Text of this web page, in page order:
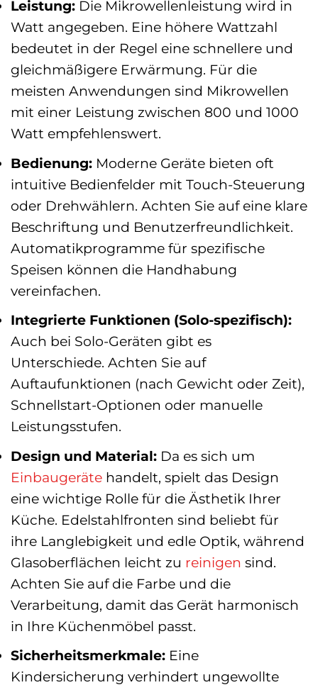
Leistung: Die Mikrowellenleistung wird in
Watt angegeben. Eine höhere Wattzahl
bedeutet in der Regel eine schnellere und
gleichmäßigere Erwärmung. Für die
meisten Anwendungen sind Mikrowellen
mit einer Leistung zwischen 800 und 1000
Watt empfehlenswert.
Bedienung: Moderne Geräte bieten oft
intuitive Bedienfelder mit Touch-Steuerung
oder Drehwählern. Achten Sie auf eine klare
Beschriftung und Benutzerfreundlichkeit.
Automatikprogramme für spezifische
Speisen können die Handhabung
vereinfachen.
Integrierte Funktionen (Solo-spezifisch):
Auch bei Solo-Geräten gibt es
Unterschiede. Achten Sie auf
Auftaufunktionen (nach Gewicht oder Zeit),
Schnellstart-Optionen oder manuelle
Leistungsstufen.
Design und Material: Da es sich um
Einbaugeräte handelt, spielt das Design
eine wichtige Rolle für die Ästhetik Ihrer
Küche. Edelstahlfronten sind beliebt für
ihre Langlebigkeit und edle Optik, während
Glasoberflächen leicht zu reinigen sind.
Achten Sie auf die Farbe und die
Verarbeitung, damit das Gerät harmonisch
in Ihre Küchenmöbel passt.
Sicherheitsmerkmale: Eine
Kindersicherung verhindert ungewollte